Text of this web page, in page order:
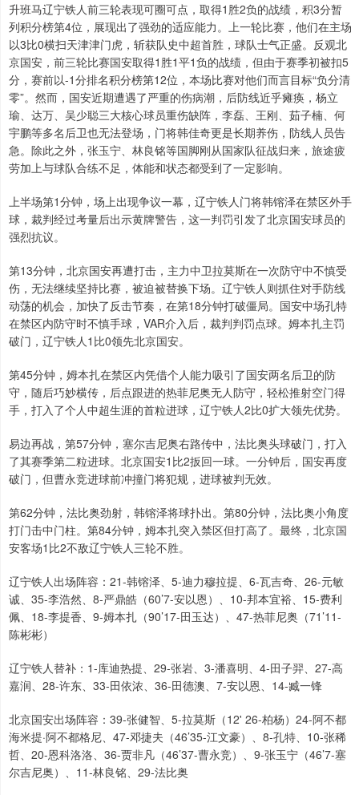
升班马辽宁铁人前三轮表现可圈可点，取得1胜2负的战绩，积3分暂
列积分榜第4位，展现出了强劲的适应能力。上一轮比赛，他们在主场
以3比0横扫天津津门虎，斩获队史中超首胜，球队士气正盛。反观北
京国安，前三轮比赛国安取得1胜1平1负的战绩，但由于赛季初被扣5
分，赛前以-1分排名积分榜第12位，本场比赛对他们而言目标“负分清
零”。然而，国安近期遭遇了严重的伤病潮，后防线近乎瘫痪，杨立
瑜、达万、吴少聪三大核心球员重伤缺阵，李磊、王刚、茹子楠、何
宇鹏等多名后卫也无法登场，门将韩佳奇更是长期养伤，防线人员告
急。除此之外，张玉宁、林良铭等国脚刚从国家队征战归来，旅途疲
劳加上与球队合练不足，体能和状态都受到了一定影响。
上半场第1分钟，场上出现争议一幕，辽宁铁人门将韩镕泽在禁区外手
球，裁判经过考量后出示黄牌警告，这一判罚引发了北京国安球员的
强烈抗议。
第13分钟，北京国安再遭打击，主力中卫拉莫斯在一次防守中不慎受
伤，无法继续坚持比赛，被迫被替换下场。辽宁铁人则抓住对手防线
动荡的机会，加快了反击节奏，在第18分钟打破僵局。国安中场孔特
在禁区内防守时不慎手球，VAR介入后，裁判判罚点球。姆本扎主罚
破门，辽宁铁人1比0领先北京国安。
第45分钟，姆本扎在禁区内凭借个人能力吸引了国安两名后卫的防
守，随后巧妙横传，后点跟进的热菲尼奥无人防守，轻松推射空门得
手，打入了个人中超生涯的首粒进球，辽宁铁人2比0扩大领先优势。
易边再战，第57分钟，塞尔吉尼奥右路传中，法比奥头球破门，打入
了其赛季第二粒进球。北京国安1比2扳回一球。一分钟后，国安再度
破门，但曹永竞进球前冲撞门将犯规，进球被判无效。
第62分钟，法比奥劲射，韩镕泽将球扑出。第80分钟，法比奥小角度
打门击中门柱。第84分钟，姆本扎突入禁区但打高了。最终，北京国
安客场1比2不敌辽宁铁人三轮不胜。
辽宁铁人出场阵容：21-韩镕泽、5-迪力穆拉提、6-瓦吉奇、26-元敏
诚、35-李浩然、8-严鼎皓（60’7-安以恩）、10-邦本宜裕、15-费利
佩、18-李提香、9-姆本扎（90’17-田玉达）、47-热菲尼奥（71’11-
陈彬彬）
辽宁铁人替补：1-库迪热提、29-张岩、3-潘喜明、4-田子羿、27-高
嘉润、28-许东、33-田依浓、36-田德澳、7-安以恩、14-臧一锋
北京国安出场阵容：39-张健智、5-拉莫斯（12' 26-柏杨）24-阿不都
海米提·阿不都格尼、47-邓捷夫（46’35-江文豪）、8-孔特、10-张稀
哲、20-恩科洛洛、36-贾非凡（46’37-曹永竞）、9-张玉宁（46’7-塞
尔吉尼奥）、11-林良铭、29-法比奥